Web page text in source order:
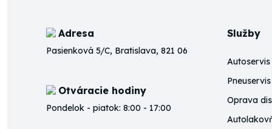
Adresa
Pasienková 5/C, Bratislava, 821 06
Otváracie hodiny
Pondelok - piatok: 8:00 - 17:00
Služby
Autoservis
Pneuservis
Oprava